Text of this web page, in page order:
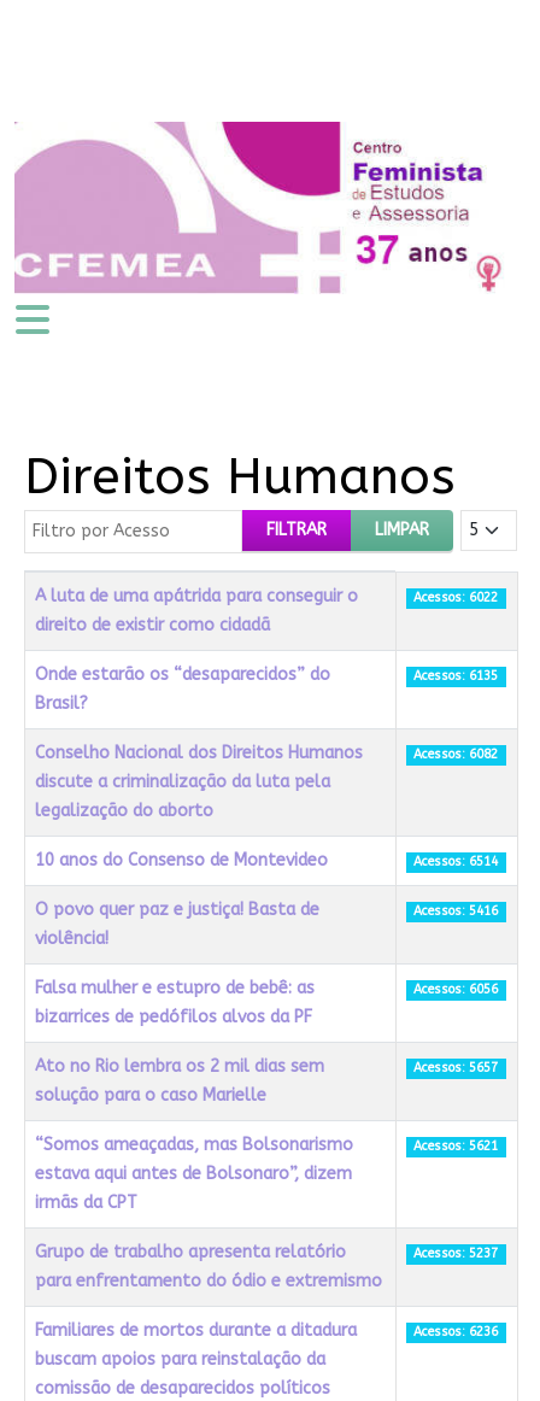
Direitos Humanos
Filtro por Acesso FILTRAR LIMPAR Mostrar #
Título Acessos
A luta de uma apátrida para conseguir o
direito de existir como cidadã
Acessos: 6022
Onde estarão os “desaparecidos” do
Brasil?
Acessos: 6135
Conselho Nacional dos Direitos Humanos
discute a criminalização da luta pela
legalização do aborto
Acessos: 6082
10 anos do Consenso de Montevideo Acessos: 6514
O povo quer paz e justiça! Basta de
violência!
Acessos: 5416
Falsa mulher e estupro de bebê: as
bizarrices de pedófilos alvos da PF
Acessos: 6056
Ato no Rio lembra os 2 mil dias sem
solução para o caso Marielle
Acessos: 5657
“Somos ameaçadas, mas Bolsonarismo
estava aqui antes de Bolsonaro”, dizem
irmãs da CPT
Acessos: 5621
Grupo de trabalho apresenta relatório
para enfrentamento do ódio e extremismo
Acessos: 5237
Familiares de mortos durante a ditadura
buscam apoios para reinstalação da
comissão de desaparecidos políticos
Acessos: 6236